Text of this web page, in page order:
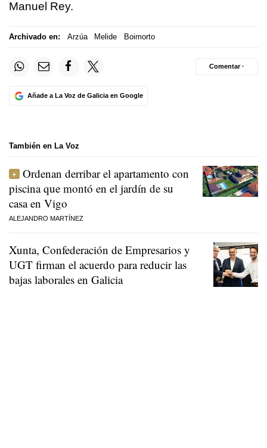
Manuel Rey.
Archivado en: Arzúa Melide Boimorto
Añade a La Voz de Galicia en Google
Comentar ·
También en La Voz
Ordenan derribar el apartamento con
piscina que montó en el jardín de su
casa en Vigo
ALEJANDRO MARTÍNEZ
Xunta, Confederación de Empresarios y
UGT firman el acuerdo para reducir las
bajas laborales en Galicia